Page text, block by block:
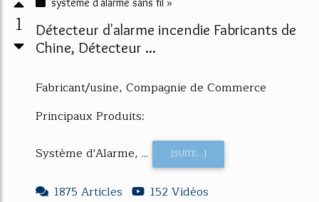
1
Détecteur d'alarme incendie Fabricants de
Chine, Détecteur ...
Fabricant/usine, Compagnie de Commerce
Principaux Produits:
Système d'Alarme, ... [SUITE...]
1875 Articles
152 Vidéos